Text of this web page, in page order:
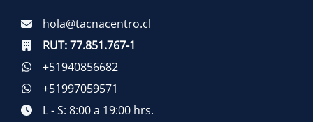
hola@tacnacentro.cl
RUT:77.851.767-1
+51940856682
+51997059571
L - S: 8:00 a 19:00 hrs.